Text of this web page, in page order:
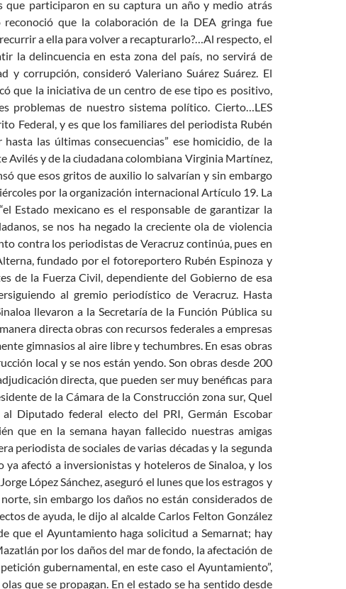
que participaron en su captura un año y medio atrás
que la colaboración de la DEA gringa fue
a ella para volver a recapturarlo?…Al respecto, el
la delincuencia en esta zona del país, no servirá de
corrupción, consideró Valeriano Suárez Suárez. El
que la iniciativa de un centro de ese tipo es positivo,
problemas de nuestro sistema político. Cierto…LES
Federal, y es que los familiares del periodista Rubén
las últimas consecuencias” ese homicidio, de la
Avilés y de la ciudadana colombiana Virginia Martínez,
que esos gritos de auxilio lo salvarían y sin embargo
por la organización internacional Artículo 19. La
Estado mexicano es el responsable de garantizar la
se nos ha negado la creciente ola de violencia
contra los periodistas de Veracruz continúa, pues en
fundado por el fotoreportero Rubén Espinoza y
de la Fuerza Civil, dependiente del Gobierno de esa
al gremio periodístico de Veracruz. Hasta
llevaron a la Secretaría de la Función Pública su
directa obras con recursos federales a empresas
gimnasios al aire libre y techumbres. En esas obras
local y se nos están yendo. Son obras desde 200
directa, que pueden ser muy benéficas para
de la Cámara de la Construcción zona sur, Quel
Diputado federal electo del PRI, Germán Escobar
que en la semana hayan fallecido nuestras amigas
periodista de sociales de varias décadas y la segunda
afectó a inversionistas y hoteleros de Sinaloa, y los
López Sánchez, aseguró el lunes que los estragos y
sin embargo los daños no están considerados de
de ayuda, le dijo al alcalde Carlos Felton González
que el Ayuntamiento haga solicitud a Semarnat; hay
por los daños del mar de fondo, la afectación de
gubernamental, en este caso el Ayuntamiento”,
que se propagan. En el estado se ha sentido desde